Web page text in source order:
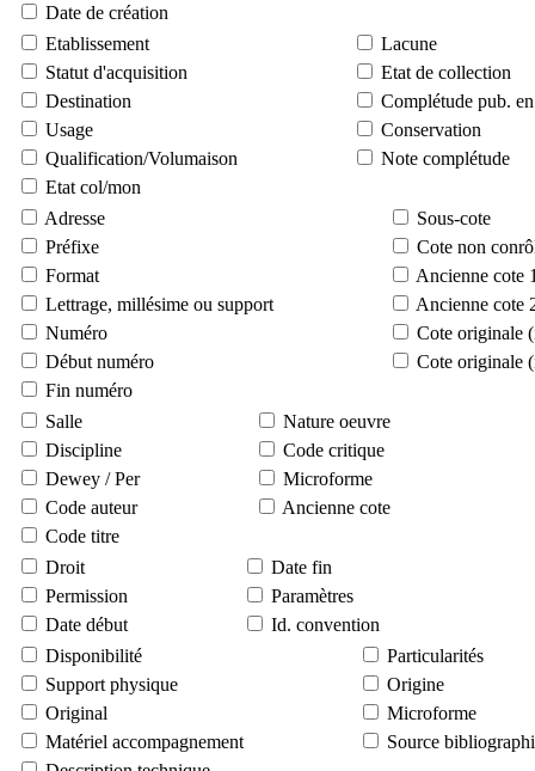
Date de création
Etablissement
Lacune
Statut d'acquisition
Etat de collection
Destination
Complétude pub.
Usage
Conservation
Qualification/Volumaison
Note complétude
Etat col/mon
Adresse
Sous-cote
Préfixe
Cote non
Format
Ancienne cote
Lettrage, millésime ou support
Ancienne cote
Numéro
Cote originale
Début numéro
Cote originale
Fin numéro
Salle
Nature oeuvre
Discipline
Code critique
Dewey / Per
Microforme
Code auteur
Ancienne cote
Code titre
Droit
Date fin
Permission
Paramètres
Date début
Id. convention
Disponibilité
Particularités
Support physique
Origine
Original
Microforme
Matériel accompagnement
Source